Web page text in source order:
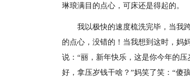
琳琅满目的点心，可床还是得起的。
我以极快的速度梳洗完毕，当我
的点心，没错的！当我想到这时，妈
说：“丽，新年快乐，这是你今年的
好，拿压岁钱干啥？”妈笑了笑：“傻